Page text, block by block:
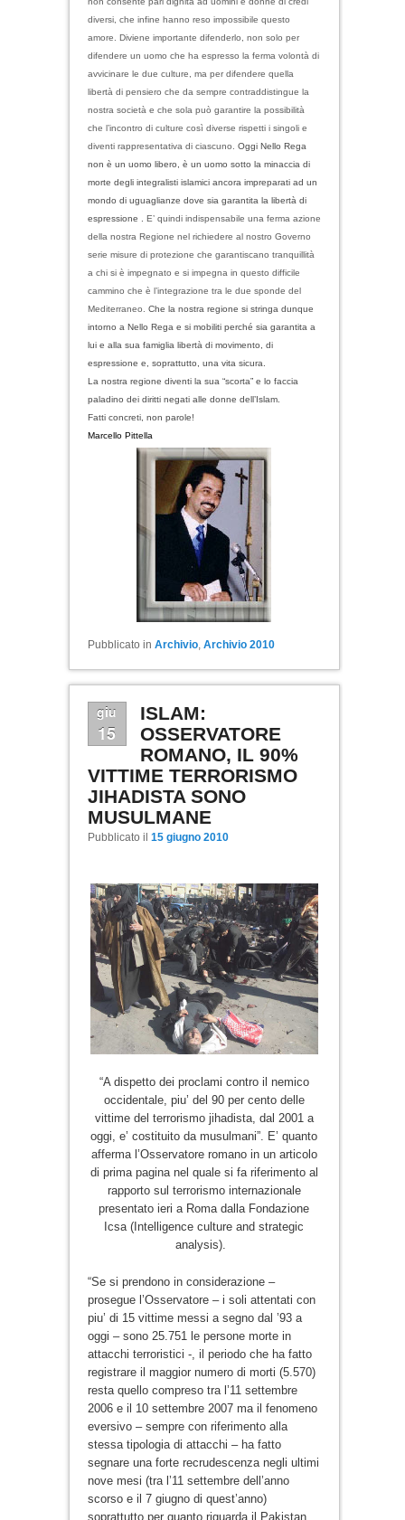
diversi, che infine hanno reso impossibile questo
amore. Diviene importante difenderlo, non solo per
difendere un uomo che ha espresso la ferma volontà di
avvicinare le due culture, ma per difendere quella
libertà di pensiero che da sempre contraddistingue la
nostra società e che sola può garantire la possibilità
che l’incontro di culture così diverse rispetti i singoli e
diventi rappresentativa di ciascuno.
Oggi Nello Rega
non è un uomo libero, è un uomo sotto la minaccia di
morte degli integralisti islamici ancora impreparati ad un
mondo di uguaglianze dove sia garantita la libertà di
espressione . E’ quindi indispensabile una ferma azione
della nostra Regione nel richiedere al nostro Governo
serie misure di protezione che garantiscano tranquillità
a chi si è impegnato e si impegna in questo difficile
cammino che è l’integrazione tra le due sponde del
Mediterraneo.
Che la nostra regione si stringa dunque
intorno a Nello Rega e si mobiliti perché sia garantita a
lui e alla sua famiglia libertà di movimento, di
espressione e, soprattutto, una vita sicura.
La nostra regione diventi la sua “scorta” e lo faccia
paladino dei diritti negati alle donne dell’Islam.
Fatti concreti, non parole!
Marcello Pittella
Pubblicato in Archivio, Archivio 2010
giu
15
ISLAM:
OSSERVATORE
ROMANO, IL 90%
VITTIME TERRORISMO
JIHADISTA SONO
MUSULMANE
Pubblicato il 15 giugno 2010
“A dispetto dei proclami contro il nemico
occidentale, piu’ del 90 per cento delle
vittime del terrorismo jihadista, dal 2001 a
oggi, e’ costituito da musulmani”. E’ quanto
afferma l’Osservatore romano in un articolo
di prima pagina nel quale si fa riferimento al
rapporto sul terrorismo internazionale
presentato ieri a Roma dalla Fondazione
Icsa(Intelligence culture and strategic
analysis).
“Se si prendono in considerazione –
prosegue l’Osservatore – i soli attentati con
piu’ di 15 vittime messi a segno dal ’93 a
oggi – sono 25.751 le persone morte in
attacchi terroristici -, il periodo che ha fatto
registrare il maggior numero di morti (5.570)
resta quello compreso tra l’11 settembre
2006 e il 10 settembre 2007 ma il fenomeno
eversivo – sempre con riferimento alla
stessa tipologia di attacchi – ha fatto
segnare una forte recrudescenza negli ultimi
nove mesi (tra l’11 settembre dell’anno
scorso e il 7 giugno di quest’anno)
soprattutto per quanto riguarda il Pakistan